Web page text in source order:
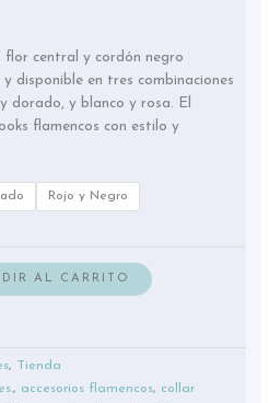
flor central y cordón negro
disponible en tres combinaciones
dorado, y blanco y rosa. El
flamencos con estilo y
Rojo y Negro
AL CARRITO
, Tienda
, accesorios flamencos, collar